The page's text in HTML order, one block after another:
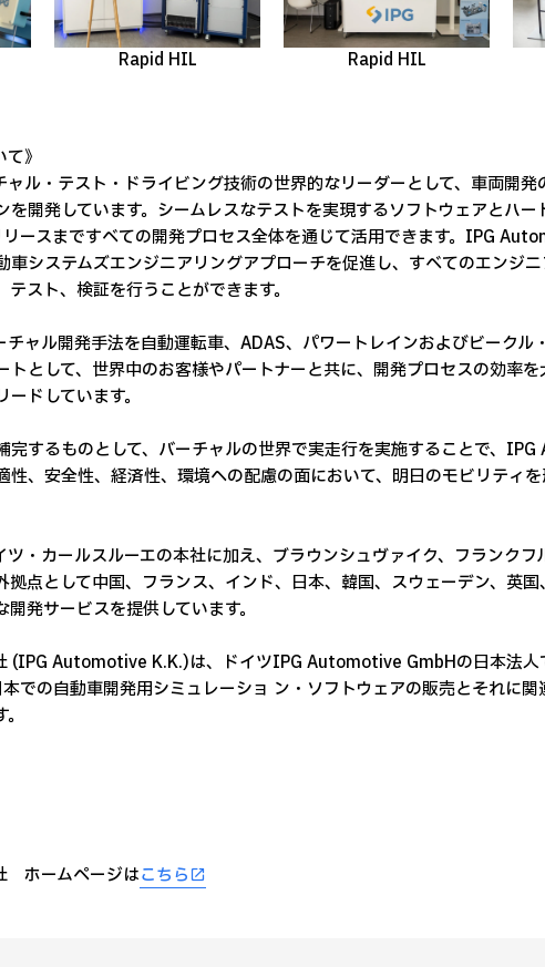
Rapid HIL Rapid HIL
》
ル・テスト・ドライビング技術の世界的なリーダーとして、車両開発
を開発しています。シームレスなテストを実現するソフトウェアとハ
ースまですべての開発プロセス全体を通じて活用できます。IPG
車システムズエンジニアリングアプローチを促進し、すべてのエンジ
スト、検証を行うことができます。
ャル開発手法を自動運転車、ADAS、パワートレインおよびビークル
トとして、世界中のお客様やパートナーと共に、開発プロセスの効率
ドしています。
完するものとして、バーチャルの世界で実走行を実施することで、
性、安全性、経済性、環境への配慮の面において、明日のモビリティ
・カールスルーエの本社に加え、ブラウンシュヴァイク、フランクフ
拠点として中国、フランス、インド、日本、韓国、スウェーデン、英
発サービスを提供しています。
Automotive K.K.)は、ドイツIPG Automotive GmbHの日本法人
での自動車開発用シミュレーショ ン・ソフトウェアの販売とそれに
ホームページはこちら